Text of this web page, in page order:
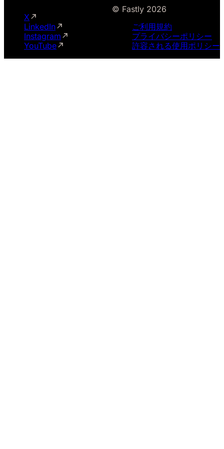
© Fastly 2026
ご利用規約
プライバシーポリシー
許容される使用ポリシー
X
LinkedIn
Instagram
YouTube